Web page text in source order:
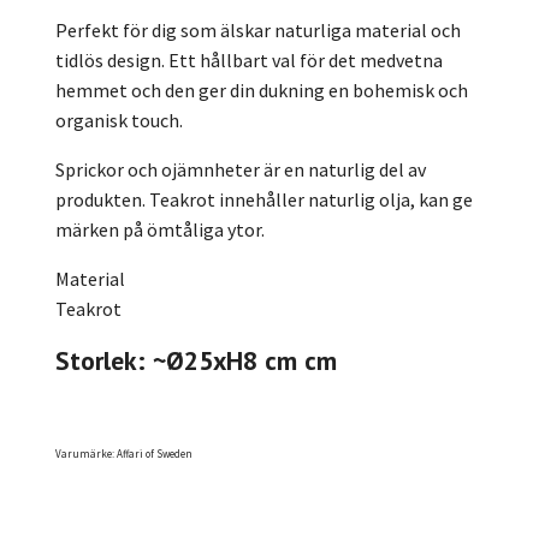
Perfekt för dig som älskar naturliga material och
tidlös design. Ett hållbart val för det medvetna
hemmet och den ger din dukning en bohemisk och
organisk touch.
Sprickor och ojämnheter är en naturlig del av
produkten. Teakrot innehåller naturlig olja, kan ge
märken på ömtåliga ytor.
Material
Teakrot
Storlek: ~Ø25xH8 cm cm
Varumärke: Affari of Sweden